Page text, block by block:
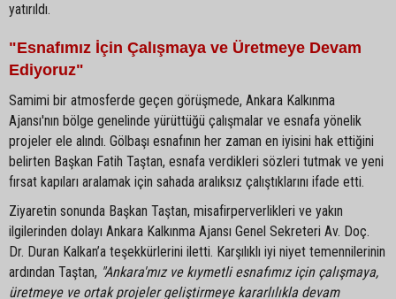
yatırıldı.
"Esnafımız İçin Çalışmaya ve Üretmeye Devam
Ediyoruz"
Samimi bir atmosferde geçen görüşmede, Ankara Kalkınma
Ajansı'nın bölge genelinde yürüttüğü çalışmalar ve esnafa yönelik
projeler ele alındı. Gölbaşı esnafının her zaman en iyisini hak ettiğini
belirten Başkan Fatih Taştan, esnafa verdikleri sözleri tutmak ve yeni
fırsat kapıları aralamak için sahada aralıksız çalıştıklarını ifade etti.
Ziyaretin sonunda Başkan Taştan, misafirperverlikleri ve yakın
ilgilerinden dolayı Ankara Kalkınma Ajansı Genel Sekreteri Av. Doç.
Dr. Duran Kalkan’a teşekkürlerini iletti. Karşılıklı iyi niyet temennilerinin
ardından Taştan, "Ankara'mız ve kıymetli esnafımız için çalışmaya,
üretmeye ve ortak projeler geliştirmeye kararlılıkla devam